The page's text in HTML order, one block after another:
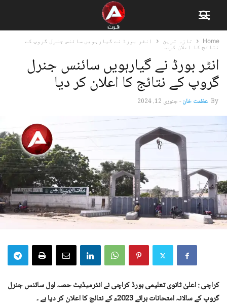
Home تازہ ترین
انٹر بورڈ نے گیارہویں سائنس جنرل گروپ کے
نتائج کا اعلان کر...
انٹر بورڈ نے گیارہویں سائنس جنرل
گروپ کے نتائج کا اعلان کر دیا
By عظمت خان-جنوری 12, 2024
کراچی : اعلیٰ ثانوی تعلیمی بورڈ کراچی نے انٹرمیڈیٹ حصہ اول سائنس جنرل
گروپ کے سالانہ امتحانات برائے 2023ء کے نتائج کا اعلان کر دیا ہے ۔